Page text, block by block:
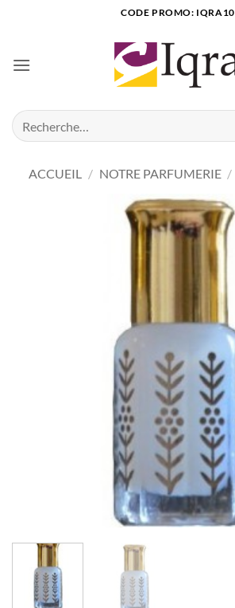
CODE PROMO: IQRA10
Recherche
pour :
ACCUEIL / NOTRE PARFUMERIE /